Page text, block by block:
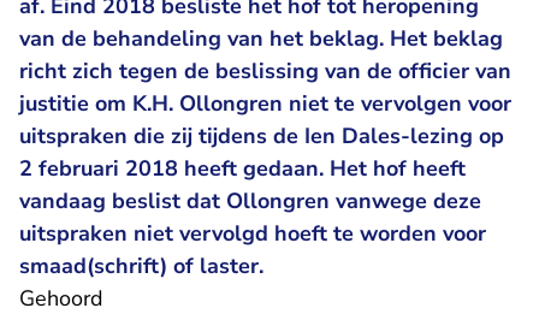
af. Eind 2018 besliste het hof tot heropening
van de behandeling van het beklag. Het beklag
richt zich tegen de beslissing van de officier van
justitie om K.H. Ollongren niet te vervolgen voor
uitspraken die zij tijdens de Ien Dales-lezing op
2 februari 2018 heeft gedaan. Het hof heeft
vandaag beslist dat Ollongren vanwege deze
uitspraken niet vervolgd hoeft te worden voor
smaad(schrift) of laster.
Gehoord